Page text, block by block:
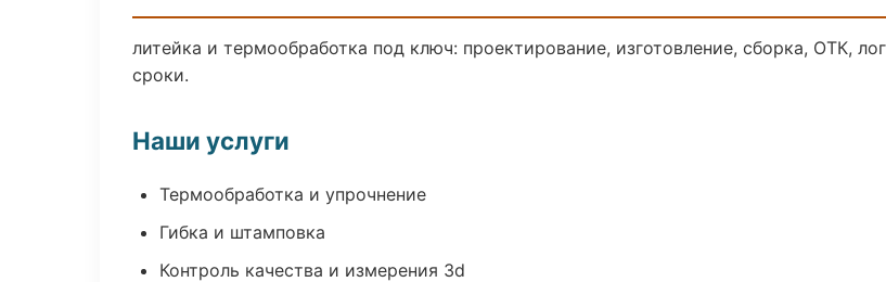
литейка и термообработка под ключ: проектирование, изготовление, сборка, ОТК,
сроки.
Наши услуги
Термообработка и упрочнение
Гибка и штамповка
Контроль качества и измерения 3d